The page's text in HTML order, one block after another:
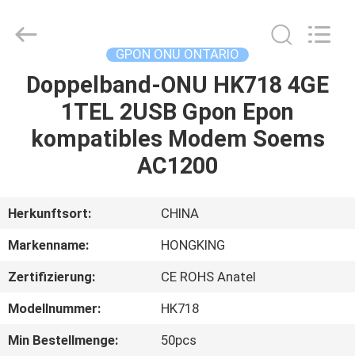
HAUS
PRODUKTE
UNS
AUSFLUG
QUALITÄTSKONTROLLE
LIMITED.
GPON ONU ONTARIO
Doppelband-ONU HK718 4GE
1TEL 2USB Gpon Epon
kompatibles Modem Soems
AC1200
Herkunftsort:
CHINA
Markenname:
HONGKING
Zertifizierung:
CE ROHS Anatel
Modellnummer:
HK718
Min Bestellmenge:
50pcs